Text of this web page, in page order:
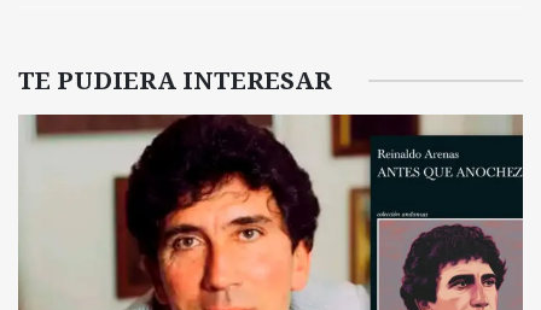
TE PUDIERA INTERESAR